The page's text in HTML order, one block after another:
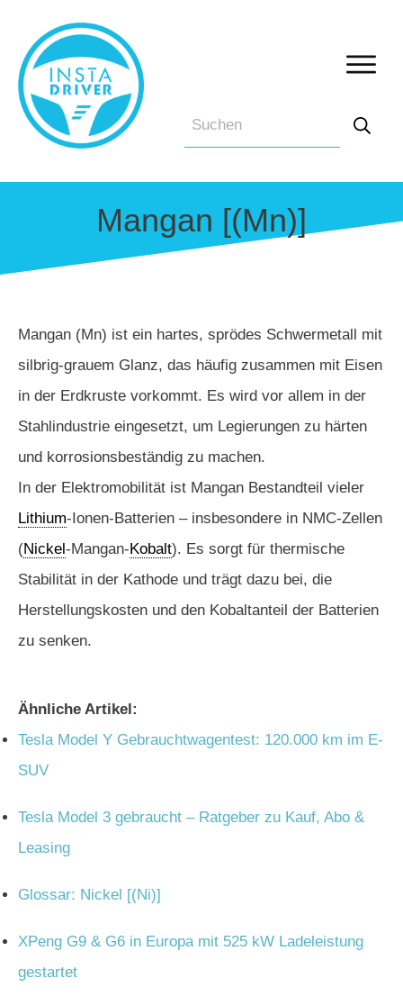
Mangan [(Mn)]
Mangan (Mn) ist ein hartes, sprödes Schwermetall mit
silbrig-grauem Glanz, das häufig zusammen mit Eisen
in der Erdkruste vorkommt. Es wird vor allem in der
Stahlindustrie eingesetzt, um Legierungen zu härten
und korrosionsbeständig zu machen.
In der Elektromobilität ist Mangan Bestandteil vieler
Lithium-Ionen-Batterien – insbesondere in NMC-Zellen
(Nickel-Mangan-Kobalt). Es sorgt für thermische
Stabilität in der Kathode und trägt dazu bei, die
Herstellungskosten und den Kobaltanteil der Batterien
zu senken.
Ähnliche Artikel:
Tesla Model Y Gebrauchtwagentest: 120.000 km im E-
SUV
Tesla Model 3 gebraucht – Ratgeber zu Kauf, Abo &
Leasing
Glossar: Nickel [(Ni)]
XPeng G9 & G6 in Europa mit 525 kW Ladeleistung
gestartet